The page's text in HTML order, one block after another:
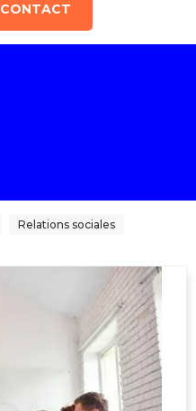
CONTACT
Relations sociales